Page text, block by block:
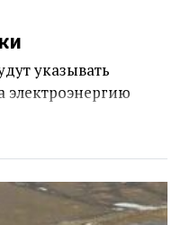
указывать
электроэнергию